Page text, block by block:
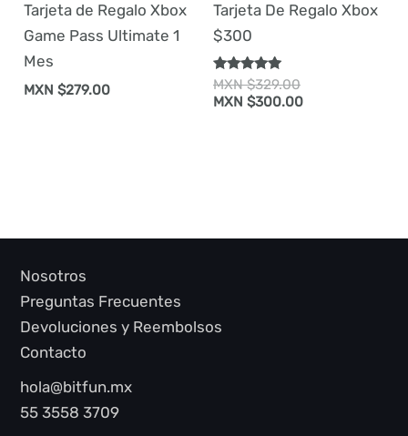
Tarjeta de Regalo Xbox
Game Pass Ultimate 1
Mes
MXN $279.00
Tarjeta De Regalo Xbox
$300
Rated
5.00
out of 5
MXN $329.00Original
price
MXN $300.00Current
Nosotros
Preguntas Frecuentes
Devoluciones y Reembolsos
Contacto
hola@bitfun.mx
55 3558 3709